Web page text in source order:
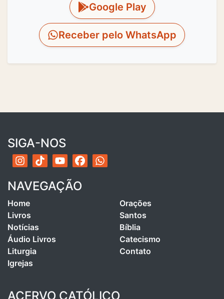
Google Play
Receber pelo WhatsApp
SIGA-NOS
NAVEGAÇÃO
Home
Livros
Notícias
Áudio Livros
Liturgia
Igrejas
Orações
Santos
Bíblia
Catecismo
Contato
ACERVO CATÓLICO